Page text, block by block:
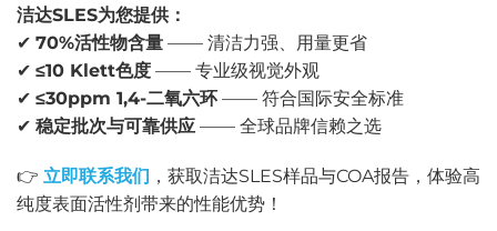
洁达SLES为您提供：
✔ 70%活性物含量 —— 清洁力强、用量更省
✔ ≤10 Klett色度 —— 专业级视觉外观
✔ ≤30ppm 1,4-二氧六环—— 符合国际安全标准
✔ 稳定批次与可靠供应 —— 全球品牌信赖之选
👉 立即联系我们 ，获取洁达SLES样品与COA报告，体验高
纯度表面活性剂带来的性能优势！